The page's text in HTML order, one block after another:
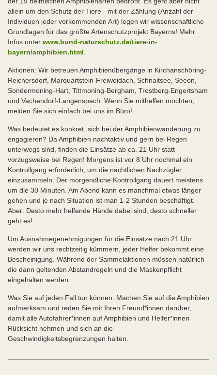
allein um den Schutz der Tiere - mit der Zählung (Anzahl der
Individuen jeder vorkommenden Art) legen wir wissenschaftliche
Grundlagen für das größte Artenschutzprojekt Bayerns! Mehr
Infos unter www.bund-naturschutz.de/tiere-in-
bayern/amphibien.html
Aktionen: Wir betreuen Amphibienübergänge in Kirchanschöring-
Reichersdorf, Marquartstein-Freiweidach, Schnaitsee, Seeon,
Sondermoning-Hart, Tittmoning-Bergham, Trostberg-Engertsham
und Vachendorf-Langenspach. Wenn Sie mithelfen möchten,
melden Sie sich einfach bei uns im Büro!
Was bedeutet es konkret, sich bei der Amphibienwanderung zu
engagieren? Da Amphibien nachtaktiv und gern bei Regen
unterwegs sind, finden die Einsätze ab ca. 21 Uhr statt -
vorzugsweise bei Regen! Morgens ist vor 8 Uhr nochmal ein
Kontrollgang erforderlich, um die nächtlichen Nachzügler
einzusammeln. Der morgendliche Kontrollgang dauert meistens
um die 30 Minuten. Am Abend kann es manchmal etwas länger
gehen und je nach Situation ist man 1-2 Stunden beschäftigt.
Aber: Desto mehr helfende Hände dabei sind, desto schneller
geht es!
Um Ausnahmegenehmigungen für die Einsätze nach 21 Uhr
werden wir uns rechtzeitig kümmern, jeder Helfer bekommt eine
Bescheinigung. Während der Sammelaktionen müssen natürlich
die dann geltenden Abstandregeln und die Maskenpflicht
eingehalten werden.
Was Sie auf jeden Fall tun können: Machen Sie auf die Amphibien
aufmerksam und reden Sie mit Ihren Freund*innen darüber,
damit alle Autofahrer*innen auf Amphibien und Helfer*innen
Rücksicht nehmen und sich an die
Geschwindigkeitsbegrenzungen halten.